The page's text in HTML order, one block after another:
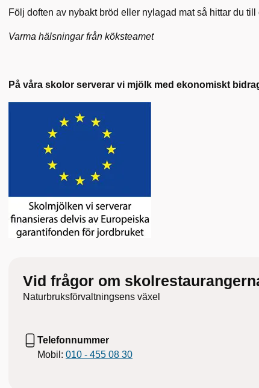
Följ doften av nybakt bröd eller nylagad mat så hittar du till
Varma hälsningar från köksteamet
På våra skolor serverar vi mjölk med ekonomiskt
Vid frågor om
Naturbruksförvaltningsens växel
Telefonnummer
Mobil: 010 - 455 08 30